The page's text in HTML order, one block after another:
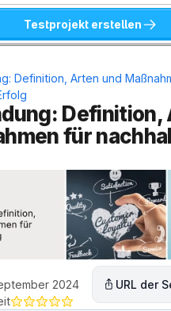
Testprojekt erstellen
Definition, Arten und
Definition,
für
2024
URL der